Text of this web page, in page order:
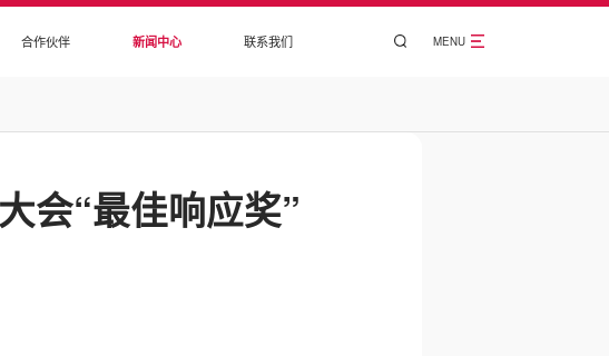
MENU
合作伙伴 新闻中心 联系我们
会“最佳响应奖”